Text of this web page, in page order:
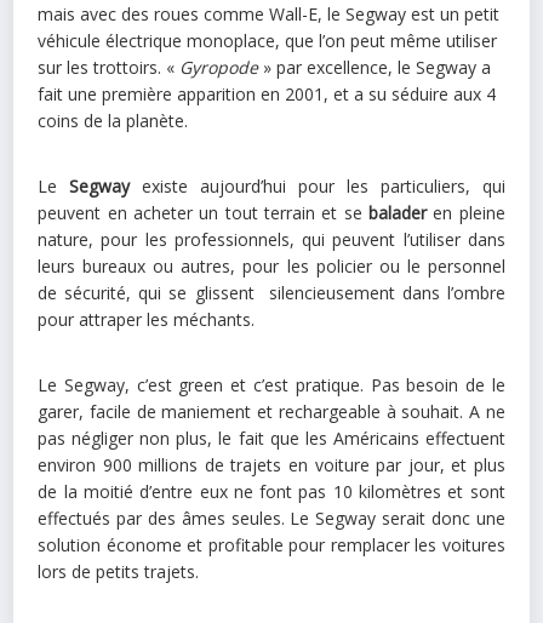
mais avec des roues comme Wall-E, le Segway est un petit
véhicule électrique monoplace, que l’on peut même utiliser
sur les trottoirs. « Gyropode» par excellence, le Segway a
fait une première apparition en 2001, et a su séduire aux 4
coins de la planète.
LeSegwayexiste aujourd’hui pour les particuliers, qui
peuvent en acheter un tout terrain et sebaladeren pleine
nature, pour les professionnels, qui peuvent l’utiliser dans
leurs bureaux ou autres, pour les policier ou le personnel
de sécurité, qui se glissent silencieusement dans l’ombre
pour attraper les méchants.
Le Segway, c’est green et c’est pratique. Pas besoin de le
garer, facile de maniement et rechargeable à souhait. A ne
pas négliger non plus, le fait que les Américains effectuent
environ 900 millions de trajets en voiture par jour, et plus
de la moitié d’entre eux ne font pas 10 kilomètres et sont
effectués par des âmes seules. Le Segway serait donc une
solution économe et profitable pour remplacer les voitures
lors de petits trajets.